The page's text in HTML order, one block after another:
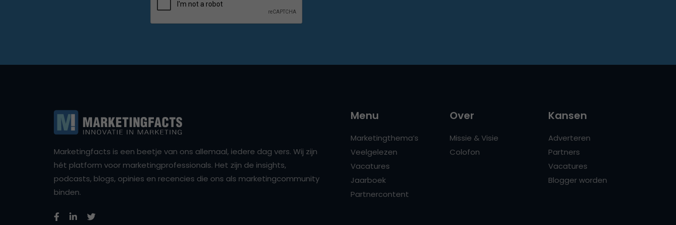
Marketingfacts is een beetje van ons allemaal, iedere dag vers. Wij zijn
hét platform voor marketingprofessionals. Het zijn de insights,
podcasts, blogs, opinies en recencies die ons als marketingcommunity
binden.
Menu
Marketingthema’s
Veelgelezen
Vacatures
Jaarboek
Partnercontent
Over
Missie & Visie
Colofon
Kansen
Adverteren
Partners
Vacatures
Blogger worden